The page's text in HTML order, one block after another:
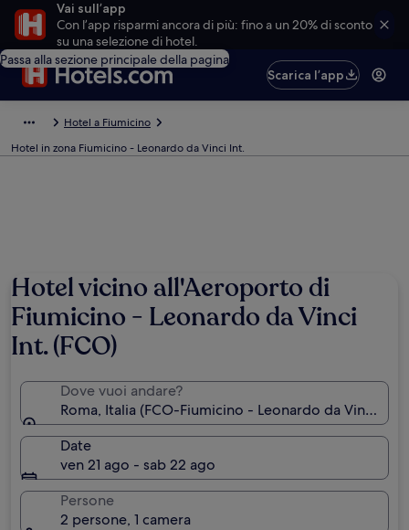
Vai sull’app
Con l’app risparmi ancora di più: fino a un 20% di sconto
su una selezione di hotel.
Passa alla sezione principale della pagina
Scarica l’app
Hotel a Fiumicino
Hotel in zona Fiumicino - Leonardo da Vinci Int.
Hotel vicino all'Aeroporto di
Fiumicino - Leonardo da Vinci
Int. (FCO)
Dove vuoi andare?
Roma, Italia (FCO-Fiumicino - Leonardo da Vinci Int.)
Date
ven 21 ago - sab 22 ago
Persone
2 persone, 1 camera